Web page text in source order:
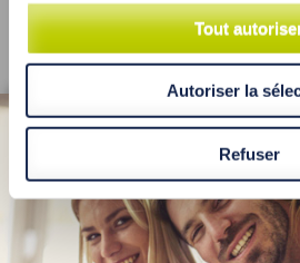
Tout
Autoriser la
Refuser